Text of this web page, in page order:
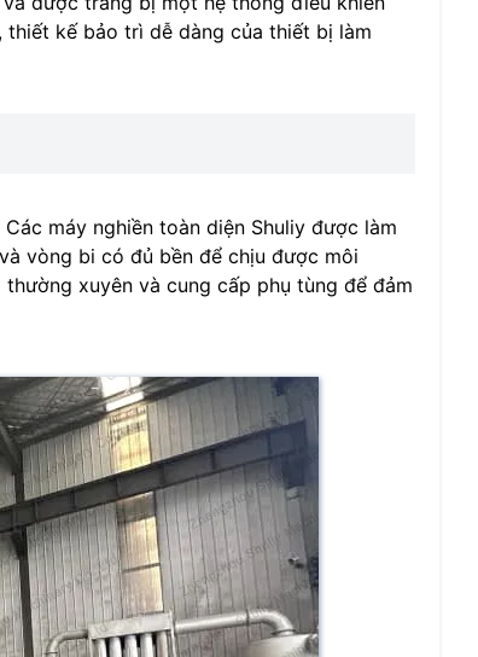
kế bảo trì dễ dàng của thiết bị làm
máy nghiền toàn diện Shuliy được làm
vòng bi có đủ bền để chịu được môi
xuyên và cung cấp phụ tùng để đảm